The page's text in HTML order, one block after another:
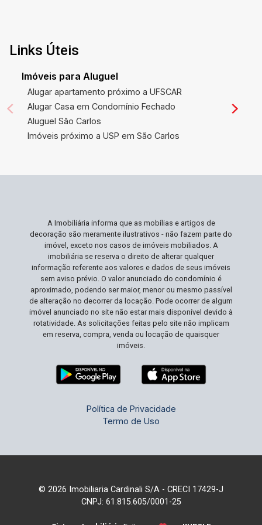
Supermercados. A localização na Vila do Golf é
tranquilidade de um bairro residencial com a
comodidade de ter tudo o que você precisa ao
alcance. Além disso, a região é conhecida por sua
constante valorização, representando uma
excelente oportunidade de investimento. Ideal
Para Você Ideal para famílias que desejam
ao centro econômico sem abrir mão da qualidade
de vida também encontrarão aqui seu ideal de
moradia. Não Perca Esta Oportunidade
Apartamentos como este, com combinações
perfeitas de design, espaço e localização, são
raros e muito procurados. Não deixe passar a
chance de morar em um dos bairros mais
desejados de Ribeirão Preto. Agende sua visita e
descubra como é bom viver bem!
Links Úteis
Imóveis para Aluguel
Alugar apartamento próximo a UFSCAR
Alugar Casa em Condomínio Fechado
Aluguel São Carlos
Imóveis próximo a USP em São Carlos
A Imobiliária informa que as mobílias e artigos de
decoração são meramente ilustrativos - não fazem parte do
imóvel, exceto nos casos de imóveis mobiliados. A
imobiliária se reserva o direito de alterar qualquer
informação referente aos valores e dados de seus imóveis
sem aviso prévio. O valor anunciado do condomínio é
aproximado, podendo ser maior, menor ou mesmo passível
de alteração no decorrer da locação. Pode ocorrer de algum
imóvel anunciado no site não estar mais disponível devido à
rotatividade. As solicitações feitas pelo site não implicam
em reserva, compra, venda ou locação de quaisquer
imóveis.
Política de Privacidade
Termo de Uso
© 2026 Imobiliaria Cardinali S/A - CRECI 17429-J
CNPJ: 61.815.605/0001-25